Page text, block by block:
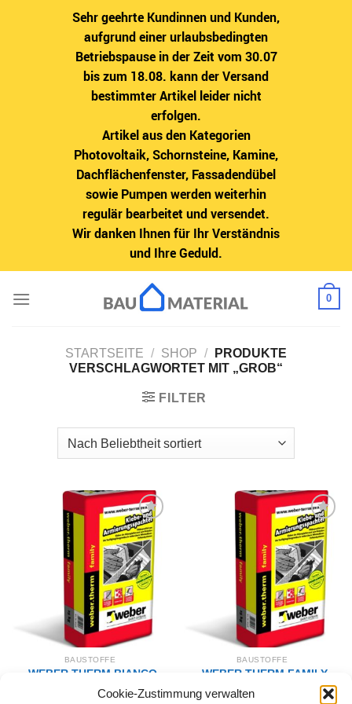
Sehr geehrte Kundinnen und Kunden,
aufgrund einer urlaubsbedingten
Betriebspause in der Zeit vom 30.07
bis zum 18.08. kann der Versand
bestimmter Artikel leider nicht
erfolgen.
Artikel aus den Kategorien
Photovoltaik, Schornsteine, Kamine,
Dachflächenfenster, Fassadendübel
sowie Pumpen werden weiterhin
regulär bearbeitet und versendet.
Wir danken Ihnen für Ihr Verständnis
und Ihre Geduld.
Cookie-Zustimmung verwalten
Inhalt
0
STARTSEITE / SHOP /
PRODUKTE
VERSCHLAGWORTET MIT „GROB“
FILTER
Zur
Wunschliste
hinzufügen
BAUSTOFFE
WEBER.THERM BIANCO
Klebe-/Armierungsspachtel
grob 25kg
Zur
Wunschliste
hinzufügen
BAUSTOFFE
WEBER.THERM FAMILY
Klebe-/Armierungsspachtel
grob 25kg